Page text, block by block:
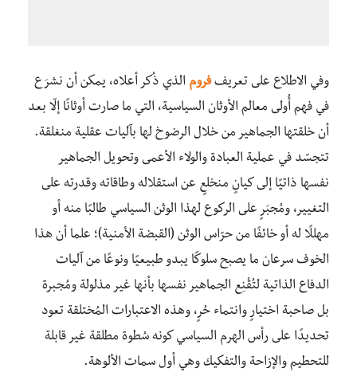
وفي الاطلاع على تعريف فروم الذي ذُكر أعلاه، يمكن أن نشرَع
في فهم أُولى معالم الأوثان السياسية، التي ما صارت أوثانًا إلّا بعد
أن خلقتها الجماهير من خلال الرضوخ لها بآليات عقلية منغلقة.
تتجسّد في عملية العبادة والولاء الأعمى وتحويل الجماهير
نفسها ذاتيًا إلى كيانٍ منخلعٍ عن استقلاله وطاقاته وقدرته على
التغيير، ومُجبَرٍ على الركوع لهذا الوثن السياسي طالبًا منه أو
مهللًا له أو خائفًا من حرّاس الوثن (القبضة الأمنية)؛ علما أن هذا
الخوف سرعان ما يصبح سلوكًا يبدو طبيعيًا ونوعًا من آليات
الدفاع الذاتية لتُقْنِع الجماهير نفسها بأنها غير مذلولة ومُجبرة
بل صاحبة اختيارٍ وانتماء حُرٍ، وهذه الاعتبارات المُختلقة تعود
تحديدًا على رأس الهرم السياسي كونه سُطوة مطلقة غير قابلة
للتحطيم والإزاحة والتفكيك وهي أول سمات الألوهة.